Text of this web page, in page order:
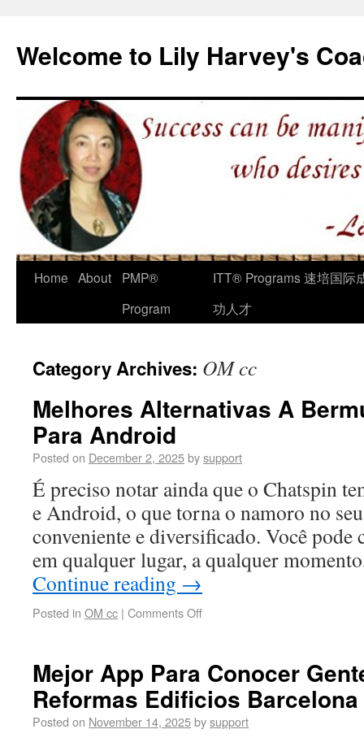
Welcome to Lily Harvey's
Home About
PMP®
Program
ITT® Programs 速培国际
功人才
Category Archives: OM cc
Melhores Alternativas A
Para Android
Posted on December 2, 2025bysupport
É preciso notar ainda que o Chatspin
e Android, o que torna o namoro no
conveniente e diversificado. Você pode
em qualquer lugar, a qualquer
Continue reading →
Posted in OM cc | Comments Off
Mejor App Para Conocer
Reformas Edificios Barcelona
Posted on November 14, 2025bysupport